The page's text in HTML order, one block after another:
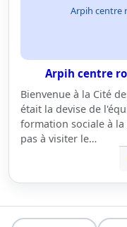
Arpih centre
Arpih centre
Bienvenue à la Cité
était la devise de
formation sociale à la
pas à visiter le…